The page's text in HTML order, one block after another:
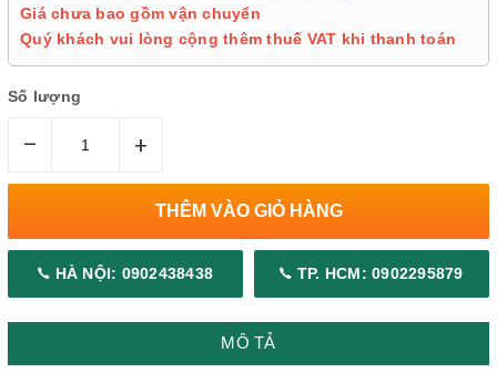
Giá chưa bao gồm vận chuyển
Quý khách vui lòng cộng thêm thuế VAT khi thanh toán
Số lượng
– +
THÊM VÀO GIỎ HÀNG
HÀ NỘI: 0902438438 TP. HCM: 0902295879
MÔ TẢ